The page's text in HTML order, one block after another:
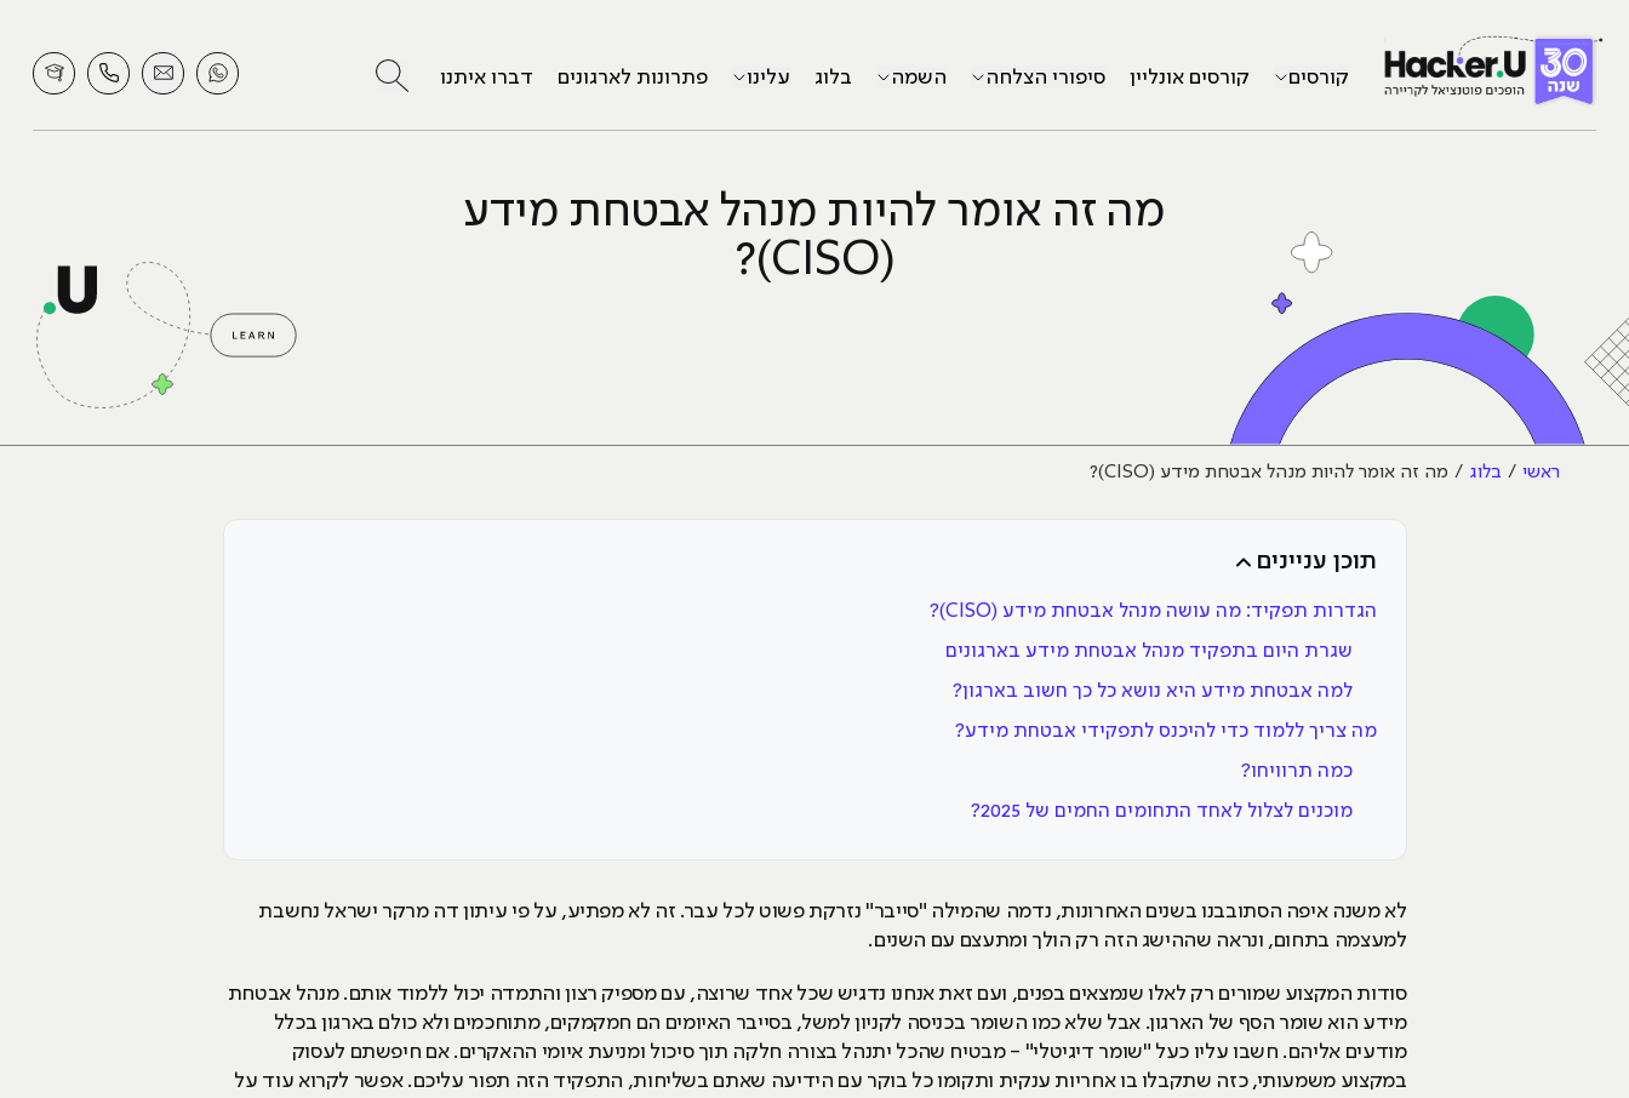
קורסים קורסים אונליין סיפורי הצלחה השמה בלוג עלינו פתרונות לארגונים דברו איתנו לחץ לחיפוש
מה זה אומר להיות מנהל אבטחת מידע
(CISO)?
ראשי בלוג מה זה אומר להיות מנהל אבטחת מידע (CISO)?
תוכן עניינים
הגדרות תפקיד: מה עושה מנהל אבטחת מידע (CISO)?
שגרת היום בתפקיד מנהל אבטחת מידע בארגונים
למה אבטחת מידע היא נושא כל כך חשוב בארגון?
מה צריך ללמוד כדי להיכנס לתפקידי אבטחת מידע?
כמה תרוויחו?
מוכנים לצלול לאחד התחומים החמים של 2025?
לא משנה איפה הסתובבנו בשנים האחרונות, נדמה שהמילה "סייבר" נזרקת פשוט לכל עבר. זה לא מפתיע, על פי עיתון דה מרקר ישראל נחשבת
למעצמה בתחום, ונראה שההישג הזה רק הולך ומתעצם עם השנים.
סודות המקצוע שמורים רק לאלו שנמצאים בפנים, ועם זאת אנחנו נדגיש שכל אחד שרוצה, עם מספיק רצון והתמדה יכול ללמוד אותם. מנהל אבטחת
מידע הוא שומר הסף של הארגון. אבל שלא כמו השומר בכניסה לקניון למשל, בסייבר האיומים הם חמקמקים, מתוחכמים ולא כולם בארגון בכלל
מודעים אליהם. חשבו עליו כעל "שומר דיגיטלי" - מבטיח שהכל יתנהל בצורה חלקה תוך סיכול ומניעת איומי ההאקרים. אם חיפשתם לעסוק
במקצוע משמעותי, כזה שתקבלו בו אחריות ענקית ותקומו כל בוקר עם הידיעה שאתם בשליחות, התפקיד הזה תפור עליכם. אפשר לקרוא עוד על